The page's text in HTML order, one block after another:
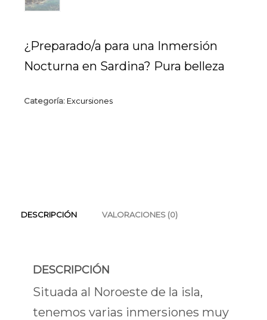
¿Preparado/a para una Inmersión
Nocturna en Sardina? Pura belleza
Categoría: Excursiones
DESCRIPCIÓN VALORACIONES (0)
DESCRIPCIÓN
Situada al Noroeste de la isla,
tenemos varias inmersiones muy